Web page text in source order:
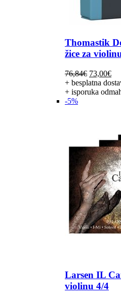
Thomastik
žice za
76,84€ Izvorna
cijena
bila
73,00€
je:
+ besplatna
+ isporuka
-5%
Larsen IL
violinu 4/4